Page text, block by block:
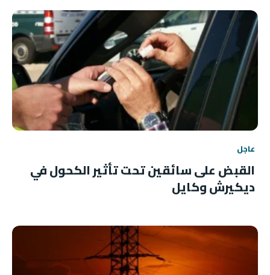
عاجل
القبض على سائقين تحت تأثير الكحول في
ديكيرش وكايل